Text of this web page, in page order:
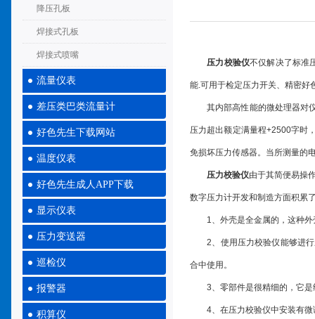
降压孔板
焊接式孔板
焊接式喷嘴
流量仪表
差压类巴类流量计
好色先生下载网站
温度仪表
好色先生成人APP下载
显示仪表
压力变送器
巡检仪
报警器
积算仪
压力校验仪不仅解决了标准
能.可用于检定压力开关、精密好
其内部高性能的微处理器对仪
压力超出额定满量程+2500字时
免损坏压力传感器。当所测量的
压力校验仪由于其简便易操
数字压力计开发和制造方面积累
1、外壳是全金属的，这种外
2、使用压力校验仪能够进行
合中使用。
3、零部件是很精细的，它是
4、在压力校验仪中安装有微